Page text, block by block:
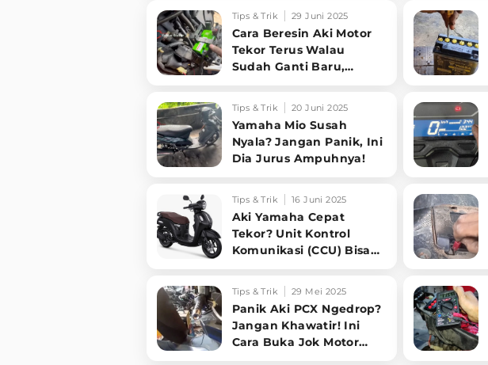
Tips & Trik 29 Juni 2025
Cara Beresin Aki Motor
Tekor Terus Walau
Sudah Ganti Baru,
Tips & Trik 20 Juni 2025
Yamaha Mio Susah
Nyala? Jangan Panik, Ini
Dia Jurus Ampuhnya!
Tips & Trik 16 Juni 2025
Aki Yamaha Cepat
Tekor? Unit Kontrol
Komunikasi (CCU) Bisa
Tips & Trik 29 Mei 2025
Panik Aki PCX Ngedrop?
Jangan Khawatir! Ini
Cara Buka Jok Motor